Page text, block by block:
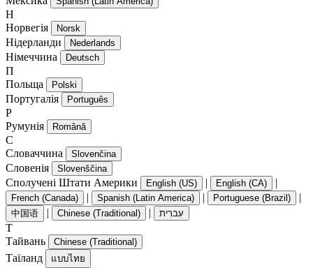
Н
Норвегія
Norsk
Нідерланди Nederlands
Німеччина Deutsch
П
Польща
Polski
Португалія Português
Р
Румунія
Română
С
Словаччина
Slovenčina
Словенія Slovenščina
Сполучені Штати Америки English (US) | English (CA) |
French (Canada) | Spanish (Latin America) | Portuguese (Brazil) |
中国语 | Chinese (Traditional) | עִברִית
Т
Тайвань
Chinese (Traditional)
Таїланд แบบไทย